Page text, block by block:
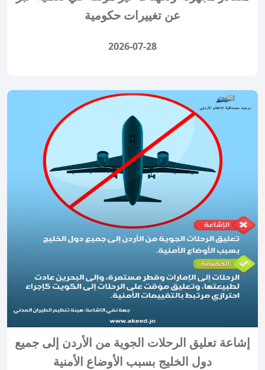
عن تغييرات حكومية
2026-07-28
إشاعة تعليق الرحلات الجوية من الأردن إلى جميع
دول الخليج بسبب الأوضاع الأمنية